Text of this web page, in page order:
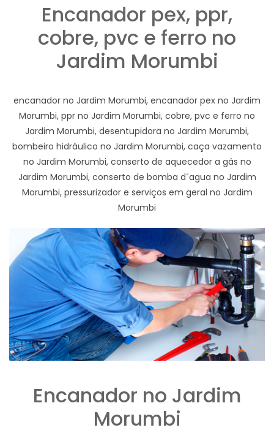
Encanador pex, ppr,
cobre, pvc e ferro no
Jardim Morumbi
encanador no Jardim Morumbi, encanador pex no Jardim
Morumbi, ppr no Jardim Morumbi, cobre, pvc e ferro no
Jardim Morumbi, desentupidora no Jardim Morumbi,
bombeiro hidráulico no Jardim Morumbi, caça vazamento
no Jardim Morumbi, conserto de aquecedor a gás no
Jardim Morumbi, conserto de bomba d´agua no Jardim
Morumbi, pressurizador e serviços em geral no Jardim
Morumbi
Encanador no Jardim
Morumbi